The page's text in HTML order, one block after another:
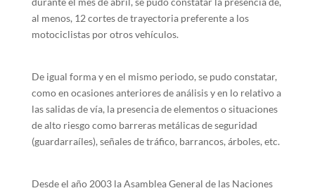
al menos, 12 cortes de trayectoria preferente a los
motociclistas por otros vehículos.
De igual forma y en el mismo periodo, se pudo constatar,
como en ocasiones anteriores de análisis y en lo relativo a
las salidas de vía, la presencia de elementos o situaciones
de alto riesgo como barreras metálicas de seguridad
(guardarraíles), señales de tráfico, barrancos, árboles, etc.
Desde el año 2003 la Asamblea General de las Naciones